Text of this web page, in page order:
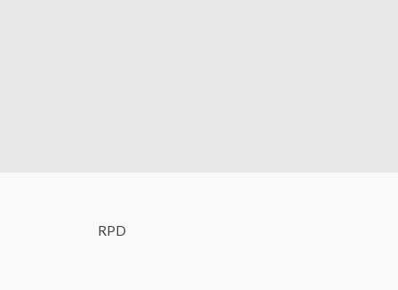
RPD